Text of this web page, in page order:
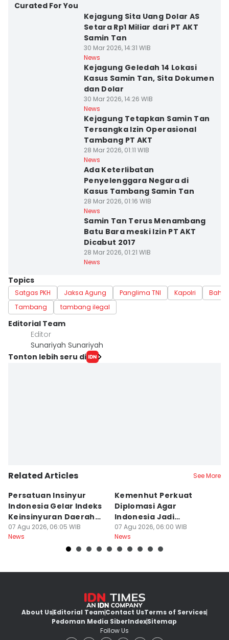
Curated For You
Kejagung Sita Uang Dolar AS
Setara Rp1 Miliar dari PT AKT
Samin Tan
30 Mar 2026, 14:31 WIB
News
Kejagung Geledah 14 Lokasi
Kasus Samin Tan, Sita Dokumen
dan Dolar
30 Mar 2026, 14:26 WIB
News
Kejagung Tetapkan Samin Tan
Tersangka Izin Operasional
Tambang PT AKT
28 Mar 2026, 01:11 WIB
News
Ada Keterlibatan
Penyelenggara Negara di
Kasus Tambang Samin Tan
28 Mar 2026, 01:16 WIB
News
Samin Tan Terus Menambang
Batu Bara meski Izin PT AKT
Dicabut 2017
28 Mar 2026, 01:21 WIB
News
Topics
Satgas PKH Jaksa Agung Panglima TNI Kapolri
Bahlil
Tambang
tambang ilegal
Editorial Team
Editor
Sunariyah Sunariyah
Tonton lebih seru di
Related Articles See More
Persatuan Insinyur
Indonesia Gelar Indeks
Keinsinyuran Daerah
dan CAFEO 44
07 Agu 2026, 06:05 WIB
News
Kemenhut Perkuat
Diplomasi Agar
Indonesia Jadi
Pemimpin Kehutanan
Global
07 Agu 2026, 06:00 WIB
News
About UsEditorial TeamContact UsTerms of Services
Pedoman Media SiberIndexSitemap
Follow Us